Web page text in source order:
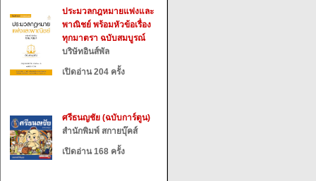
ประมวลกฎหมายแพ่งและ
พาณิชย์ พร้อมหัวข้อเรื่อง
ทุกมาตรา ฉบับสมบูรณ์
บริษัทอินส์พัล
เปิดอ่าน 204 ครั้ง
ศรีธนญชัย (ฉบับการ์ตูน)
สำนักพิมพ์ สกายบุ๊คส์
เปิดอ่าน 168 ครั้ง